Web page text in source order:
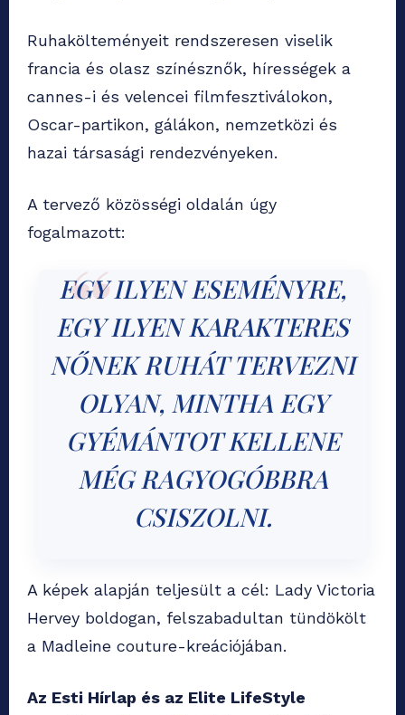
Ruhakölteményeit rendszeresen viselik
francia és olasz színésznők, hírességek a
cannes-i és velencei filmfesztiválokon,
Oscar-partikon, gálákon, nemzetközi és
hazai társasági rendezvényeken.
A tervező közösségi oldalán úgy
fogalmazott:
EGY ILYEN ESEMÉNYRE,
EGY ILYEN KARAKTERES
NŐNEK RUHÁT TERVEZNI
OLYAN, MINTHA EGY
GYÉMÁNTOT KELLENE
MÉG RAGYOGÓBBRA
CSISZOLNI.
A képek alapján teljesült a cél: Lady Victoria
Hervey boldogan, felszabadultan tündökölt
a Madleine couture-kreációjában.
Az Esti Hírlap és az Elite LifeStyle